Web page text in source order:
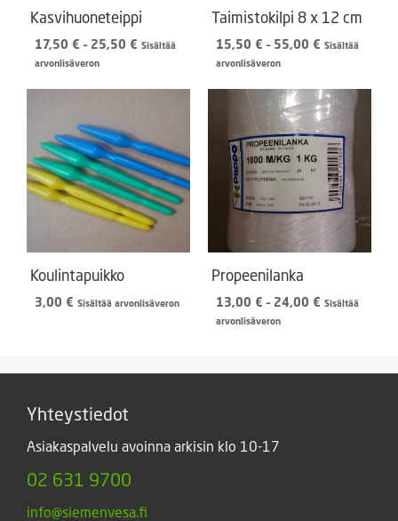
Kasvihuoneteippi
17,50 € 25,50 €
17,50 €
25,50 €
Taimistokilpi 8 x 12 cm
15,50 € 55,00 €
15,50 €
55,00 €
Koulintapuikko
3,00 €
Propeenilanka
13,00 € 24,00 €
13,00 €
Yhteystiedot
Asiakaspalvelu avoinna arkisin klo 10-17
02 631 9700
info@siemenvesa.fi